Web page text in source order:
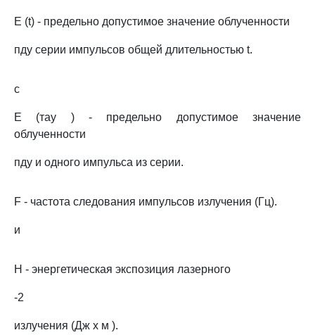
E (t) - предельно допустимое значение облученности
пду серии импульсов общей длительностью t.
c
E (тау ) - предельно допустимое значение
облученности
пду и одного импульса из серии.
F - частота следования импульсов излучения (Гц).
и
H - энергетическая экспозиция лазерного
-2
излучения (Дж x м ).